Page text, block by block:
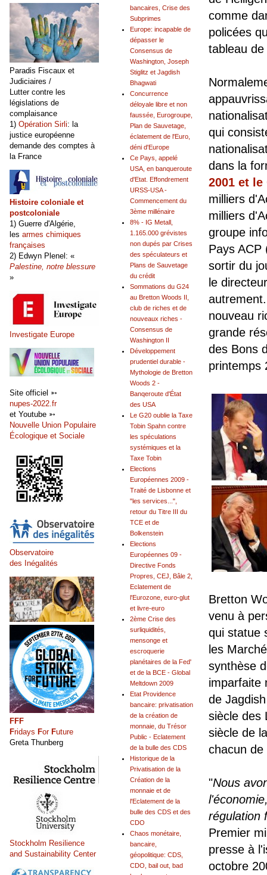
comme
policées
tableau
qui
dans la
2001 et le
milliers
milliers
groupe
Pays ACP
sortir du
le
nouveau
grande
des Bons
printemps
Bretton
venu à
qui statue
les
synthèse
imparfaite
de
siècle des
siècle de
chacun de
"Nous
régulation
Premier
presse à
octobre
bancaires, Crise des
Subprimes
Europe: incapable de
dépasser le
Consensus de
Washington, Joseph
Stiglitz et Jagdish
Bhagwati
Concurrence
déloyale libre et non
faussée, Eurogroupe,
Plan de Sauvetage,
éclatement de l'Euro,
déni d'Europe
Ce Pays, appelé
USA, en banqueroute
d'Etat. Effondrement
URSS-USA -
Commencement du
3ème millénaire
8% - IG Metall,
1.165.000 grévistes
non dupés par Crises
des spéculateurs et
Plans de Sauvetage
du crédit
Sommations du G24
au Bretton Woods II,
club de riches et de
nouveaux riches -
Consensus de
Washington II
Développement
prudentiel durable -
Mythologie de Bretton
Woods 2 -
Banqeroute d'État
des USA
Le G20 oublie la Taxe
Tobin Spahn contre
les spéculations
systémiques et la
Taxe Tobin
Elections
Européennes 2009 -
Traité de Lisbonne et
"les services...",
retour du Titre III du
TCE et de
Bolkenstein
Elections
Européennes 09 -
Directive Fonds
Propres, CEJ, Bâle 2,
Eclatement de
l'Eurozone, euro-glut
et livre-euro
2ème Crise des
surliquidités,
mensonge et
escroquerie
planétaires de la Fed'
et de la BCE - Global
Meltdown 2009
Etat Providence
bancaire: privatisation
de la création de
monnaie, du Trésor
Public - Eclatement
de la bulle des CDS
Historique de la
Privatisation de la
Création de la
monnaie et de
l'Eclatement de la
bulle des CDS et des
CDO
Chaos monétaire,
bancaire,
géopolitique: CDS,
CDO, bail out, bad
Paradis Fiscaux et
Judiciaires /
Lutter contre les
législations de
complaisance
1) Opération Sirli: la
justice européenne
demande des comptes à
la France
Histoire coloniale et
postcoloniale
1) Guerre d'Algérie,
les armes chimiques
françaises
2) Edwyn Plenel: «
Palestine, notre blessure
»
Investigate Europe
Site officiel ➳
nupes-2022.fr
et Youtube ➳
Nouvelle Union Populaire
Écologique et Sociale
Observatoire
des Inégalités
FFF
Fridays For Future
Greta Thunberg
Stockholm Resilience
and Sustainability Center